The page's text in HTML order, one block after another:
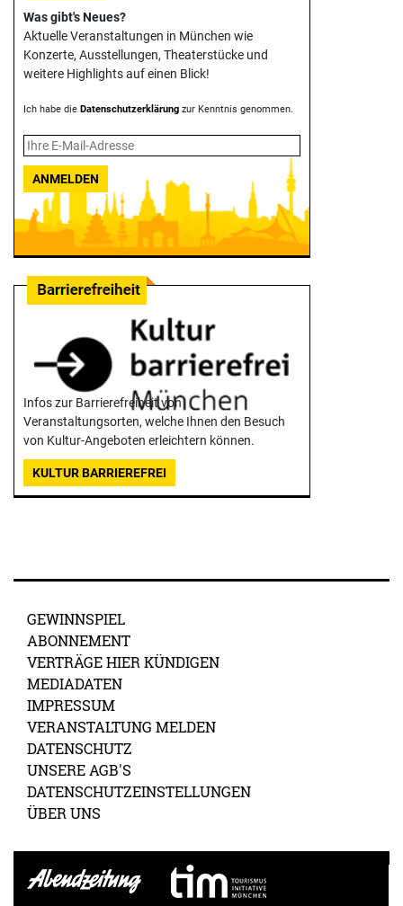
Was gibt's Neues?
Aktuelle Veranstaltungen in München wie
Konzerte, Ausstellungen, Theater­stücke und
weitere Highlights auf einen Blick!
Ich habe die Datenschutzerklärung zur Kenntnis genommen.
ANMELDEN
Infos zur Barrierefreiheit von
Veranstaltungsorten, welche Ihnen den Besuch
von Kultur-Angeboten erleichtern können.
KULTUR BARRIEREFREI
GEWINNSPIEL
ABONNEMENT
VERTRÄGE HIER KÜNDIGEN
MEDIADATEN
IMPRESSUM
VERANSTALTUNG MELDEN
DATENSCHUTZ
UNSERE AGB'S
DATENSCHUTZEINSTELLUNGEN
ÜBER UNS